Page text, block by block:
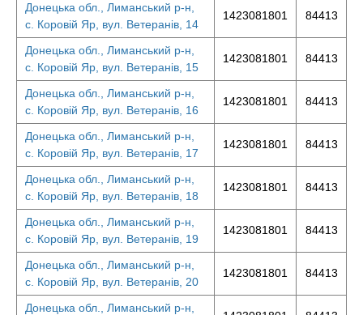
Донецька обл., Лиманський р-н,
с. Коровій Яр, вул. Ветеранів, 14
1423081801 84413
Донецька обл., Лиманський р-н,
с. Коровій Яр, вул. Ветеранів, 15
1423081801 84413
Донецька обл., Лиманський р-н,
с. Коровій Яр, вул. Ветеранів, 16
1423081801 84413
Донецька обл., Лиманський р-н,
с. Коровій Яр, вул. Ветеранів, 17
1423081801 84413
Донецька обл., Лиманський р-н,
с. Коровій Яр, вул. Ветеранів, 18
1423081801 84413
Донецька обл., Лиманський р-н,
с. Коровій Яр, вул. Ветеранів, 19
1423081801 84413
Донецька обл., Лиманський р-н,
с. Коровій Яр, вул. Ветеранів, 20
1423081801 84413
Донецька обл., Лиманський р-н,